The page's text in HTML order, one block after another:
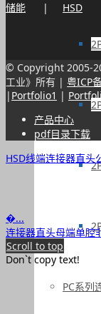
PC系列
储能 | HSD
© Copyright 2005-
工业》所有 | 粤ICP
| Portfolio1 |
产品中心
pdf目录下载
HSD线端连接器直
�...
连接器直头母端单
Scroll to top
Don`t copy text!